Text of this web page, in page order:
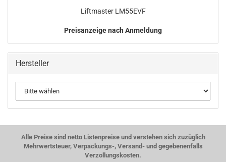
Lift­mas­ter LM55EVF
Preisanzeige nach Anmeldung
Hersteller
Alle Preise sind netto Listenpreise und verstehen sich zuzüglich
Mehrwertsteuer, Verpackungs-, Versand- und gegebenenfalls
Verzollungskosten.